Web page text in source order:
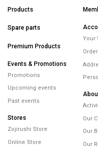
Products
Spare parts
Premium Products
Events & Promotions
Promotions
Upcoming events
Past events
Stores
Zojirushi Store
Online Store
Your
Our
Our
Our